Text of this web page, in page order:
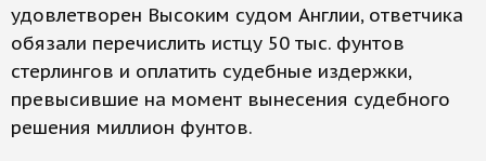
удовлетворен Высоким судом Англии, ответчика
обязали перечислить истцу 50 тыс. фунтов
стерлингов и оплатить судебные издержки,
превысившие на момент вынесения судебного
решения миллион фунтов.